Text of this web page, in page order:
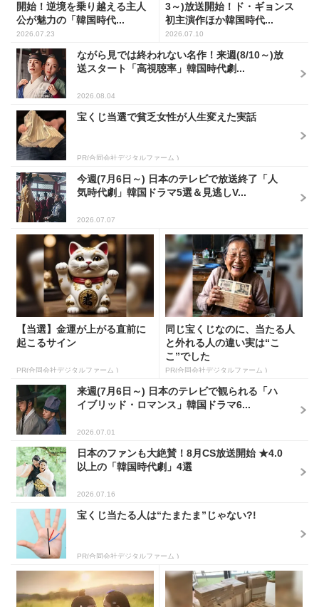
開始！逆境を乗り越える主人
公が魅力の「韓国時代...
2026.07.23
3～)放送開始！ド・ギョンス
初主演作ほか韓国時代...
2026.07.10
ながら見では終われない名作！来週(8/10～)放
送スタート「高視聴率」韓国時代劇...
2026.08.04
宝くじ当選で貧乏女性が人生変えた実話
PR(合同会社デジタルファーム )
今週(7月6日～) 日本のテレビで放送終了「人
気時代劇」韓国ドラマ5選＆見逃しV...
2026.07.07
【当選】金運が上がる直前に
起こるサイン
PR(合同会社デジタルファーム )
同じ宝くじなのに、当たる人
と外れる人の違い実は“こ
こ”でした
PR(合同会社デジタルファーム )
来週(7月6日～) 日本のテレビで観られる「ハ
イブリッド・ロマンス」韓国ドラマ6...
2026.07.01
日本のファンも大絶賛！8月CS放送開始 ★4.0
以上の「韓国時代劇」4選
2026.07.16
宝くじ当たる人は“たまたま”じゃない?!
PR(合同会社デジタルファーム )